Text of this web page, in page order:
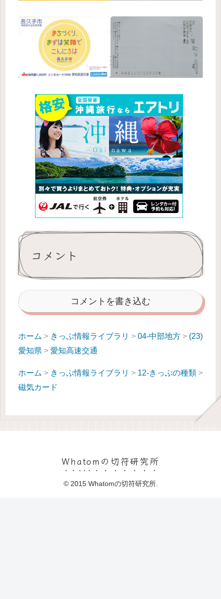
コメント
コメントを書き込む
ホーム > きっぷ情報ライブラリ > 04-中部地方 > (23)
愛知県 > 愛知高速交通
ホーム > きっぷ情報ライブラリ > 12-きっぷの種類 >
磁気カード
Whatomの切符研究所
© 2015 Whatomの切符研究所.